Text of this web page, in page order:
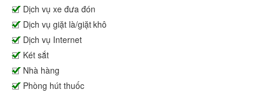
Dịch vụ xe đưa đón
Dịch vụ giặt là/giặt khô
Dịch vụ Internet
Két sắt
Nhà hàng
Phòng hút thuốc